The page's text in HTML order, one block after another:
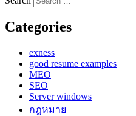
Categories
exness
good resume examples
MEO
SEO
Server windows
กฎหมาย